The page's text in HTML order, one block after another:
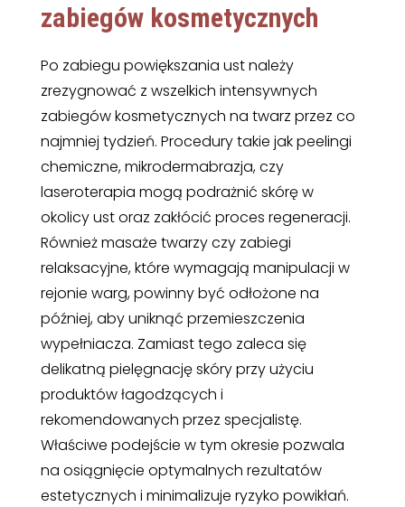
zabiegów kosmetycznych
Po zabiegu powiększania ust należy
zrezygnować z wszelkich intensywnych
zabiegów kosmetycznych na twarz przez co
najmniej tydzień. Procedury takie jak peelingi
chemiczne, mikrodermabrazja, czy
laseroterapia mogą podrażnić skórę w
okolicy ust oraz zakłócić proces regeneracji.
Również masaże twarzy czy zabiegi
relaksacyjne, które wymagają manipulacji w
rejonie warg, powinny być odłożone na
później, aby uniknąć przemieszczenia
wypełniacza. Zamiast tego zaleca się
delikatną pielęgnację skóry przy użyciu
produktów łagodzących i
rekomendowanych przez specjalistę.
Właściwe podejście w tym okresie pozwala
na osiągnięcie optymalnych rezultatów
estetycznych i minimalizuje ryzyko powikłań.